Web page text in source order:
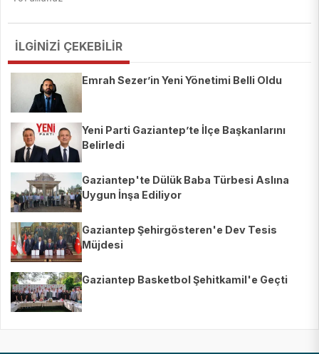
İLGİNİZİ ÇEKEBİLİR
Emrah Sezer’in Yeni Yönetimi Belli Oldu
Yeni Parti Gaziantep’te İlçe Başkanlarını
Belirledi
Gaziantep'te Dülük Baba Türbesi Aslına
Uygun İnşa Ediliyor
Gaziantep Şehirgösteren'e Dev Tesis
Müjdesi
Gaziantep Basketbol Şehitkamil'e Geçti